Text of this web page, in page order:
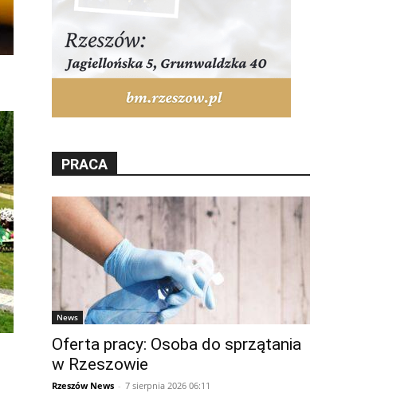
PRACA
News
Oferta pracy: Osoba do sprzątania
w Rzeszowie
Rzeszów News - 7 sierpnia 2026 06:11